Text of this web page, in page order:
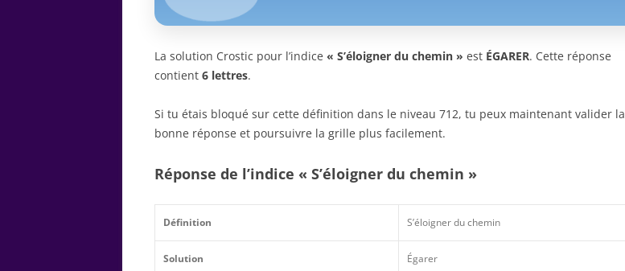
La solution Crostic pour l’indice « S’éloigner du chemin » est ÉGARER. Cette réponse
contient 6 lettres.
Si tu étais bloqué sur cette définition dans le niveau 712, tu peux maintenant valider la
bonne réponse et poursuivre la grille plus facilement.
Réponse de l’indice « S’éloigner du chemin »
Définition S’éloigner du chemin
Solution Égarer